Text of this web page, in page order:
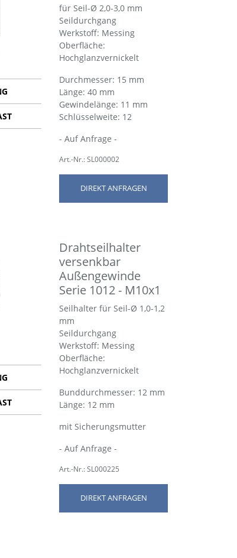
für Seil-Ø 2,0-3,0 mm
Seildurchgang
Werkstoff: Messing
Oberfläche:
Hochglanzvernickelt
Durchmesser: 15 mm
Länge: 40 mm
Gewindelänge: 11 mm
Schlüsselweite: 12
- Auf Anfrage -
Art.-Nr.: SL000002
DIREKT ANFRAGEN
Drahtseilhalter
versenkbar
Außengewinde
Serie 1012 - M10x1
Seilhalter für Seil-Ø 1,0-1,2
mm
Seildurchgang
Werkstoff: Messing
Oberfläche:
Hochglanzvernickelt
Bund­durch­messer: 12 mm
Länge: 12 mm
mit Sicherungsmutter
- Auf Anfrage -
Art.-Nr.: SL000225
DIREKT ANFRAGEN